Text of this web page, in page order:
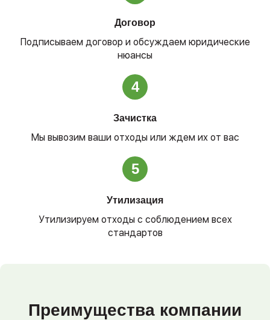
Договор
Подписываем договор и обсуждаем юридические
нюансы
4
Зачистка
Мы вывозим ваши отходы или ждем их от вас
5
Утилизация
Утилизируем отходы с соблюдением всех
стандартов
Преимущества компании